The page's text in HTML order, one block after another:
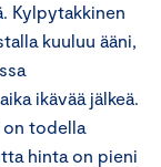
Kylpytakkinen
kuuluu ääni,
ikävää jälkeä.
on todella
hinta on pieni